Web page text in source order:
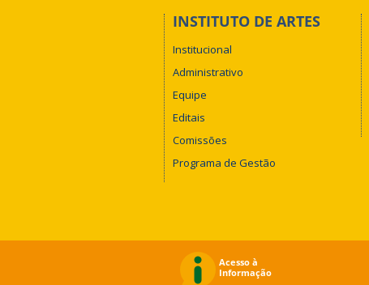
INSTITUTO DE ARTES
Institucional
Administrativo
Equipe
Editais
Comissões
Programa de Gestão